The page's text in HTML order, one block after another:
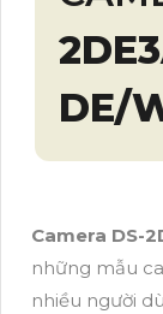
DE/
Camera DS-
những mẫu
nhiều người